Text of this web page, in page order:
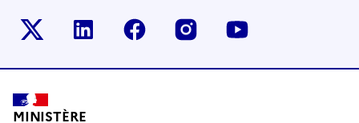
Le ministère sur Twitter
Le ministère sur LinkedIn
Le ministère sur Facebook
Le ministère sur
Pied de page
MINISTÈRE